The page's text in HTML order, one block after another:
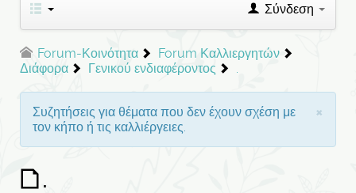
Σύνδεση
Forum-Κοινότητα
Forum Καλλιεργητών
Διάφορα
Γενικού ενδιαφέροντος .
×
Συζητήσεις για θέματα που δεν έχουν σχέση με
τον κήπο ή τις καλλιέργειες.
.